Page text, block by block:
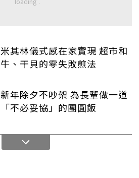
米其林儀式感在家實現 超市和
牛、干貝的零失敗煎法
新年除夕不吵架 為長輩做一道
「不必妥協」的團圓飯